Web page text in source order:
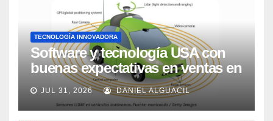
TECNOLOGÍA INNOVADORA
Software y tecnología USA con
buenas expectativas en ventas en
los próximos 2 años, según
Market Watch
JUL 31, 2026 DANIEL ALGUACIL